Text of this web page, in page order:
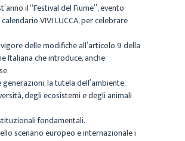
il “Festival del Fiume”, evento
VIVI LUCCA, per celebrare
delle modifiche all’articolo 9 della
Italiana che introduce, anche
la tutela dell’ambiente,
degli ecosistemi e degli animali
fondamentali.
scenario europeo e internazionale i